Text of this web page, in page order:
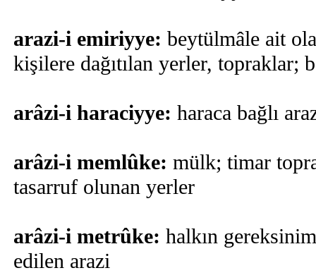
arazi-i emiriyye: beytülmâle ait
kişilere dağıtılan yerler, topraklar;
arâzi-i haraciyye: haraca bağlı
arâzi-i memlûke: mülk; timar
tasarruf olunan yerler
arâzi-i metrûke: halkın
edilen arazi